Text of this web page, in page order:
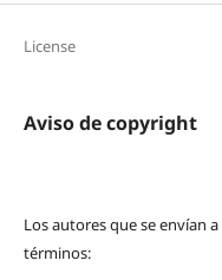
License
Aviso de copyright
Los autores que se envían
términos: